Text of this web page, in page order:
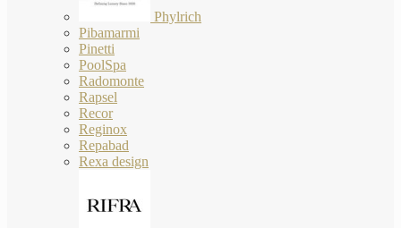
Phylrich
Pibamarmi
Pinetti
PoolSpa
Radomonte
Rapsel
Recor
Reginox
Repabad
Rexa design